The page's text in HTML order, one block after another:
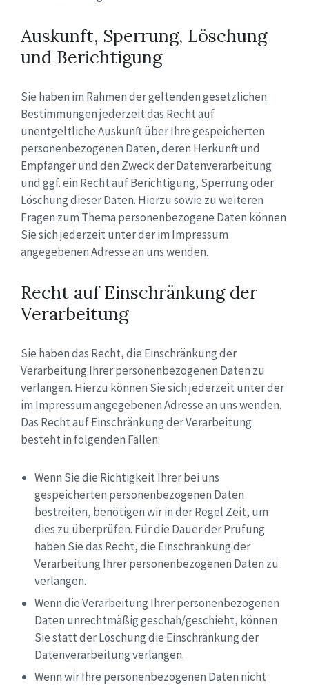
Auskunft, Sperrung, Löschung
und Berichtigung
Sie haben im Rahmen der geltenden gesetzlichen
Bestimmungen jederzeit das Recht auf
unentgeltliche Auskunft über Ihre gespeicherten
personenbezogenen Daten, deren Herkunft und
Empfänger und den Zweck der Datenverarbeitung
und ggf. ein Recht auf Berichtigung, Sperrung oder
Löschung dieser Daten. Hierzu sowie zu weiteren
Fragen zum Thema personenbezogene Daten können
Sie sich jederzeit unter der im Impressum
angegebenen Adresse an uns wenden.
Recht auf Einschränkung der
Verarbeitung
Sie haben das Recht, die Einschränkung der
Verarbeitung Ihrer personenbezogenen Daten zu
verlangen. Hierzu können Sie sich jederzeit unter der
im Impressum angegebenen Adresse an uns wenden.
Das Recht auf Einschränkung der Verarbeitung
besteht in folgenden Fällen:
Wenn Sie die Richtigkeit Ihrer bei uns
gespeicherten personenbezogenen Daten
bestreiten, benötigen wir in der Regel Zeit, um
dies zu überprüfen. Für die Dauer der Prüfung
haben Sie das Recht, die Einschränkung der
Verarbeitung Ihrer personenbezogenen Daten zu
verlangen.
Wenn die Verarbeitung Ihrer personenbezogenen
Daten unrechtmäßig geschah/geschieht, können
Sie statt der Löschung die Einschränkung der
Datenverarbeitung verlangen.
Wenn wir Ihre personenbezogenen Daten nicht